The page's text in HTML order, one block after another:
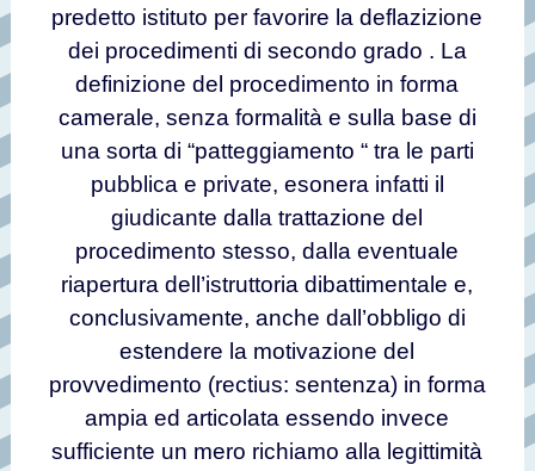
predetto istituto per favorire la deflazizione
dei procedimenti di secondo grado . La
definizione del procedimento in forma
camerale, senza formalità e sulla base di
una sorta di “patteggiamento “ tra le parti
pubblica e private, esonera infatti il
giudicante dalla trattazione del
procedimento stesso, dalla eventuale
riapertura dell’istruttoria dibattimentale e,
conclusivamente, anche dall’obbligo di
estendere la motivazione del
provvedimento (rectius: sentenza) in forma
ampia ed articolata essendo invece
sufficiente un mero richiamo alla legittimità